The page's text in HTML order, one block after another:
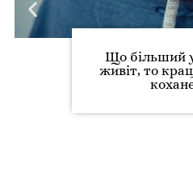
Що більший
живіт, то